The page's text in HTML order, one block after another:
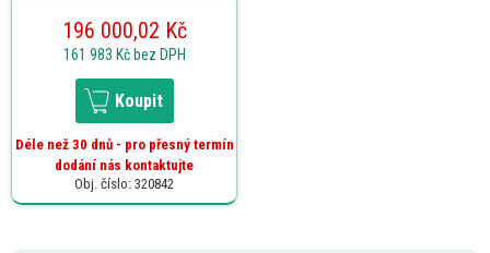
196 000,02 Kč
161 983 Kč bez DPH
Koupit
Déle než 30 dnů - pro přesný termín
dodání nás kontaktujte
Obj. číslo: 320842